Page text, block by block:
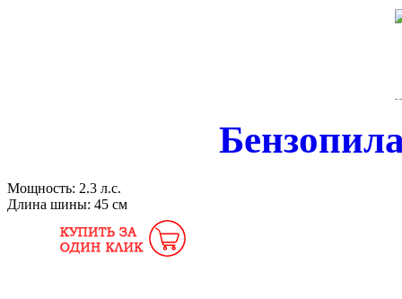
Мощность: 2.3 л.с.
Длина шины: 45 см